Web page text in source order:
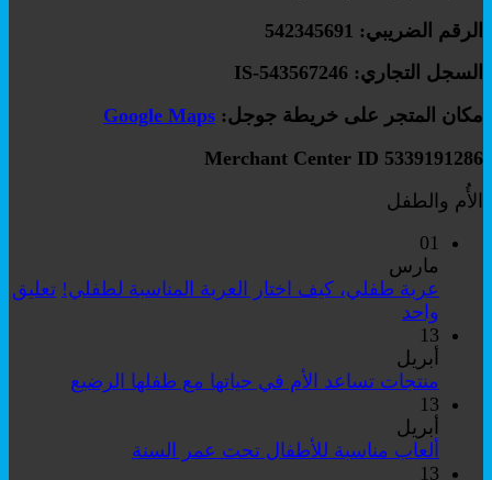
الرقم الضريبي: 542345691
السجل التجاري: IS-543567246
مكان المتجر على خريطة جوجل: Google Maps
Merchant Center ID 5339191286
الأُم والطفل
01
مارس
عربة طفلي، كيف اختار العربة المناسبة لطفلي! تعليق
واحد
طفلي،
كيف
العربة
المناسبة
13
أبريل
منتجات تساعد الأم في حياتها مع طفلها الرضيع
13
أبريل
ألعاب مناسبة للأطفال تحت عمر السنة
13